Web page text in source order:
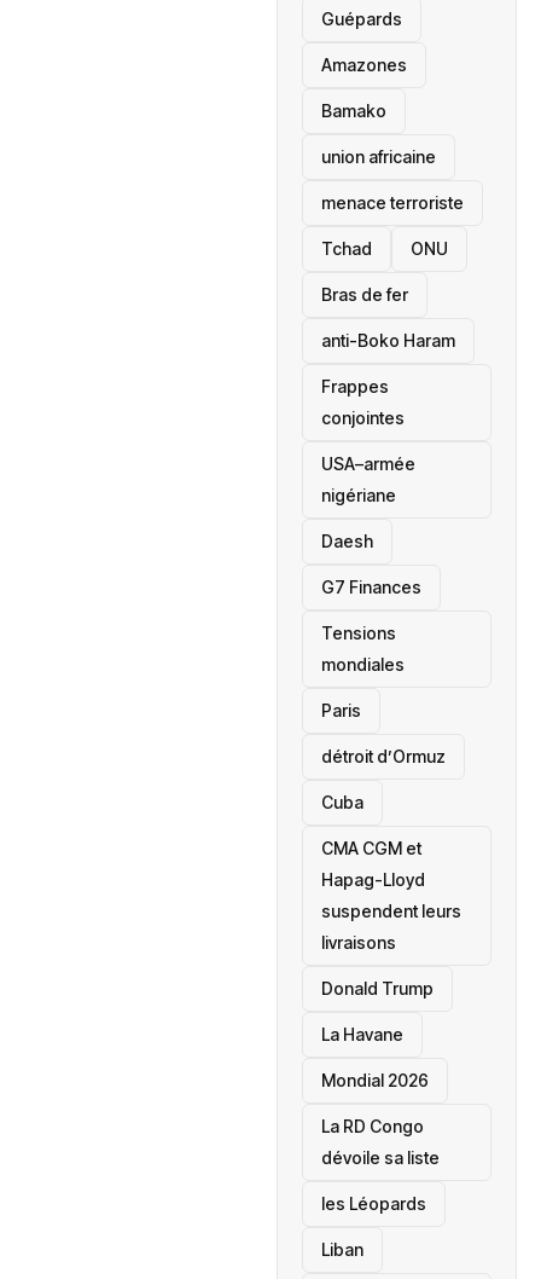
Guépards
Amazones
Bamako
union africaine
menace terroriste
‎Tchad ONU
Bras de fer
anti-Boko Haram
Frappes
conjointes
USA–armée
nigériane
Daesh
‎G7 Finances
Tensions
mondiales
Paris
détroit d’Ormuz
‎Cuba
CMA CGM et
Hapag-Lloyd
suspendent leurs
livraisons
Donald Trump
La Havane
Mondial 2026
La RD Congo
dévoile sa liste
les Léopards
‎Liban